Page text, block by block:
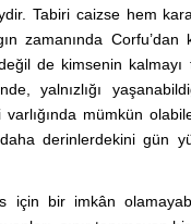
Tabiri caizse hem
zamanında Corfu’dan
de kimsenin kalmayı
yalnızlığı
mümkün
derinlerdekini gün
için bir imkân